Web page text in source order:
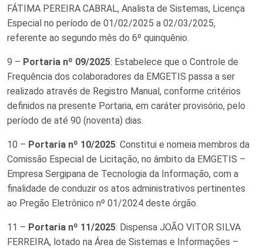
FÁTIMA PEREIRA CABRAL, Analista de Sistemas, Licença
Especial no período de 01/02/2025 a 02/03/2025,
referente ao segundo mês do 6º quinquênio.
9 – Portaria nº 09/2025: Estabelece que o Controle de
Frequência dos colaboradores da EMGETIS passa a ser
realizado através de Registro Manual, conforme critérios
definidos na presente Portaria, em caráter provisório, pelo
período de até 90 (noventa) dias.
10 – Portaria nº 10/2025: Constitui e nomeia membros da
Comissão Especial de Licitação, no âmbito da EMGETIS –
Empresa Sergipana de Tecnologia da Informação, com a
finalidade de conduzir os atos administrativos pertinentes
ao Pregão Eletrônico nº 01/2024 deste órgão.
11 – Portaria nº 11/2025: Dispensa JOÃO VITOR SILVA
FERREIRA, lotado na Área de Sistemas e Informações –